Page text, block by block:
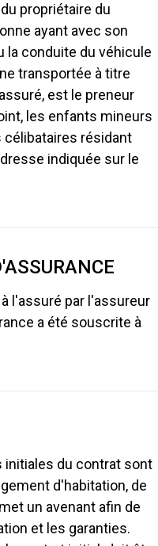
propriétaire du
ayant avec son
la conduite du véhicule
transportée à titre
est le preneur
les enfants mineurs
résidant
indiquée sur le
l'assuré par l'assureur
a été souscrite à
initiales du contrat sont
d'habitation, de
un avenant afin de
et les garanties.